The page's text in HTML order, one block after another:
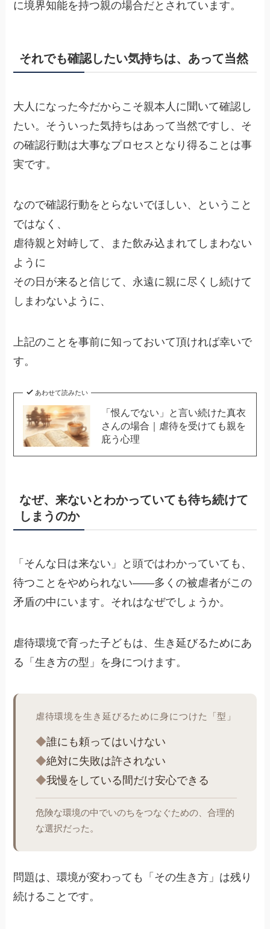
に境界知能を持つ親の場合だとされています。
それでも確認したい気持ちは、あって当然
大人になった今だからこそ親本人に聞いて確認し
たい。そういった気持ちはあって当然ですし、そ
の確認行動は大事なプロセスとなり得ることは事
実です。
なので確認行動をとらないでほしい、ということ
ではなく、
虐待親と対峙して、また飲み込まれてしまわない
ように
その日が来ると信じて、永遠に親に尽くし続けて
しまわないように、
上記のことを事前に知っておいて頂ければ幸いで
す。
あわせて読みたい
「恨んでない」と言い続けた真衣
さんの場合｜虐待を受けても親を
庇う心理
なぜ、来ないとわかっていても待ち続けて
しまうのか
「そんな日は来ない」と頭ではわかっていても、
待つことをやめられない——多くの被虐者がこの
矛盾の中にいます。それはなぜでしょうか。
虐待環境で育った子どもは、生き延びるためにあ
る「生き方の型」を身につけます。
虐待環境を生き延びるために身につけた「型」
◆誰にも頼ってはいけない
◆絶対に失敗は許されない
◆我慢をしている間だけ安心できる
危険な環境の中でいのちをつなぐための、合理的
な選択だった。
問題は、環境が変わっても「その生き方」は残り
続けることです。